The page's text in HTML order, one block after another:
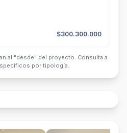
$300.300.000
al "desde" del proyecto. Consulta a
por tipología.